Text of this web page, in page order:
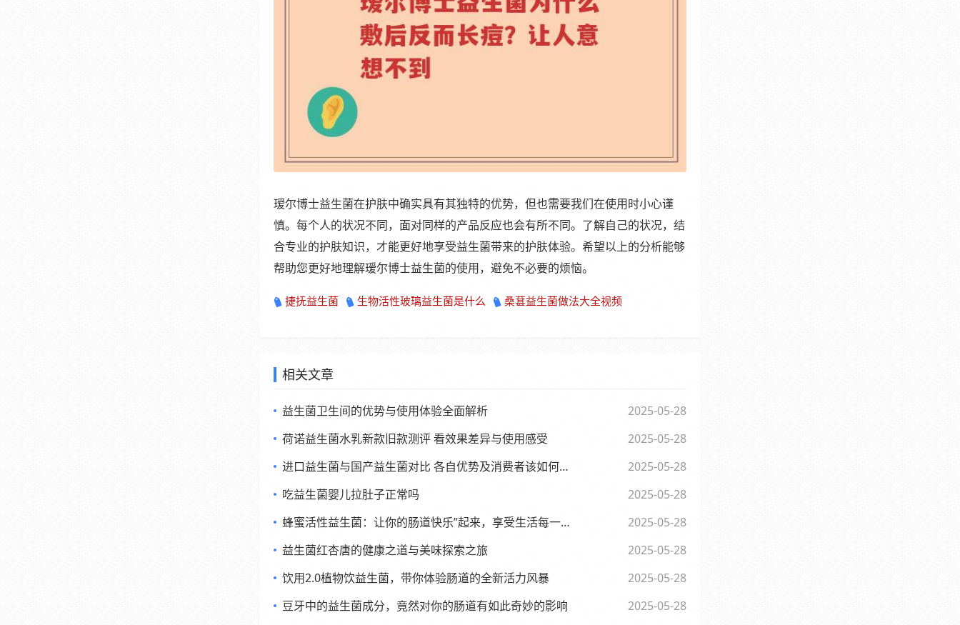
瑷尔博士益生菌在护肤中确实具有其独特的优势，但也需要我们在使用时小心谨
慎。每个人的状况不同，面对同样的产品反应也会有所不同。了解自己的状况，结
合专业的护肤知识，才能更好地享受益生菌带来的护肤体验。希望以上的分析能够
帮助您更好地理解瑷尔博士益生菌的使用，避免不必要的烦恼。
捷抚益生菌 生物活性玻璃益生菌是什么 桑葚益生菌做法大全视频
相关文章
益生菌卫生间的优势与使用体验全面解析
2025-05-28
荷诺益生菌水乳新款旧款测评 看效果差异与使用感受
2025-05-28
进口益生菌与国产益生菌对比 各自优势及消费者该如何选择
2025-05-28
吃益生菌婴儿拉肚子正常吗
2025-05-28
蜂蜜活性益生菌：让你的肠道快乐”起来，享受生活每一天
2025-05-28
益生菌红杏唐的健康之道与美味探索之旅
2025-05-28
饮用2.0植物饮益生菌，带你体验肠道的全新活力风暴
2025-05-28
豆牙中的益生菌成分，竟然对你的肠道有如此奇妙的影响
2025-05-28